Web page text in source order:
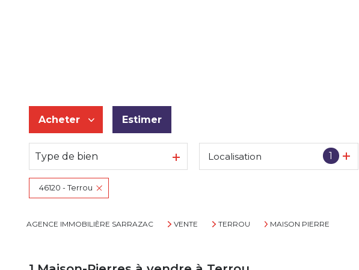
Acheter
De l'ancien
Estimer
Type de bien 1
Localisation
46120 - Terrou
AGENCE IMMOBILIÈRE SARRAZAC VENTE TERROU MAISON PIERRE